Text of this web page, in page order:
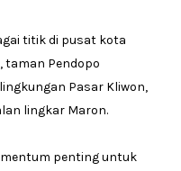
titik di pusat kota
taman Pendopo
Pasar Kliwon,
lingkar Maron.
penting untuk